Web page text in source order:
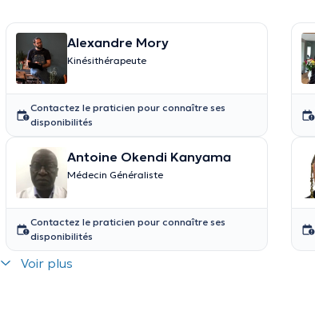
Alexandre Mory
Kinésithérapeute
Contactez le praticien pour connaître ses
disponibilités
Antoine Okendi Kanyama
Médecin Généraliste
Contactez le praticien pour connaître ses
disponibilités
Voir plus